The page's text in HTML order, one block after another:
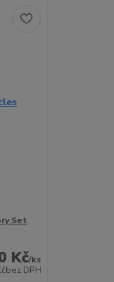
Set
Kč/ks
bez DPH